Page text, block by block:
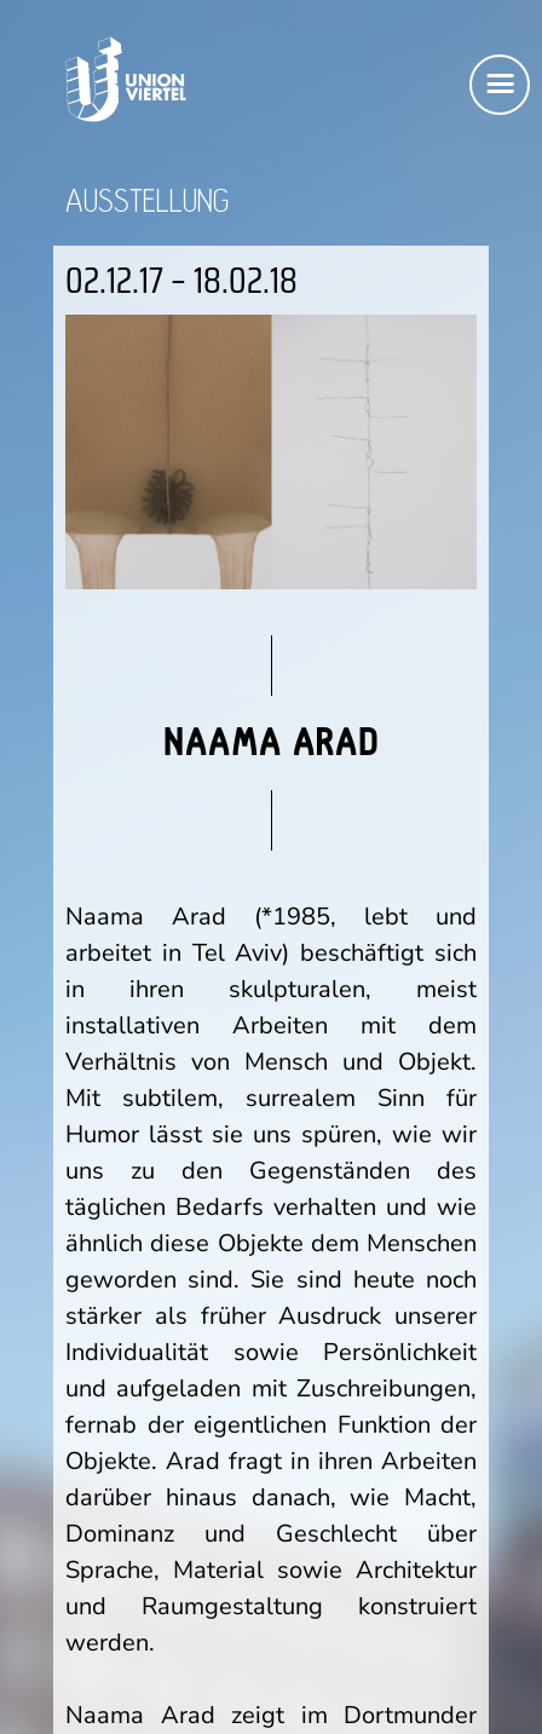
AUSSTELLUNG
02.12.17 – 18.02.18
NAAMA ARAD
Naama Arad (*1985, lebt und
arbeitet in Tel Aviv) beschäftigt sich
in ihren skulpturalen, meist
installativen Arbeiten mit dem
Verhältnis von Mensch und Objekt.
Mit subtilem, surrealem Sinn für
Humor lässt sie uns spüren, wie wir
uns zu den Gegenständen des
täglichen Bedarfs verhalten und wie
ähnlich diese Objekte dem Menschen
geworden sind. Sie sind heute noch
stärker als früher Ausdruck unserer
Individualität sowie Persönlichkeit
und aufgeladen mit Zuschreibungen,
fernab der eigentlichen Funktion der
Objekte. Arad fragt in ihren Arbeiten
darüber hinaus danach, wie Macht,
Dominanz und Geschlecht über
Sprache, Material sowie Architektur
und Raumgestaltung konstruiert
werden.
Naama Arad zeigt im Dortmunder